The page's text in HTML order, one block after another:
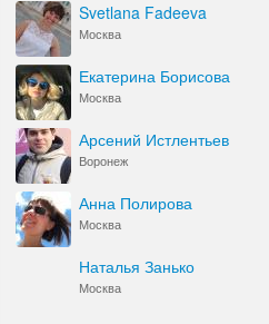
Svetlana Fadeeva
Москва
Екатерина Борисова
Москва
Арсений Истлентьев
Воронеж
Анна Полирова
Москва
Наталья Занько
Москва